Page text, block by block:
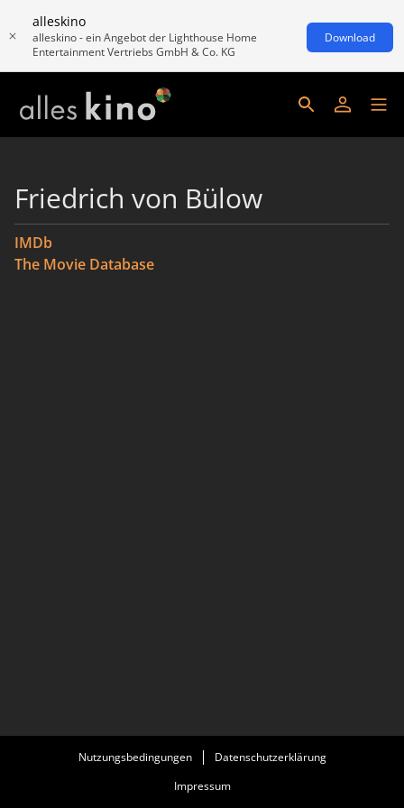
alleskino
alleskino - ein Angebot der Lighthouse Home
Entertainment Vertriebs GmbH & Co. KG
Download
Friedrich von Bülow
IMDb
The Movie Database
Nutzungsbedingungen
Datenschutzerklärung
Impressum